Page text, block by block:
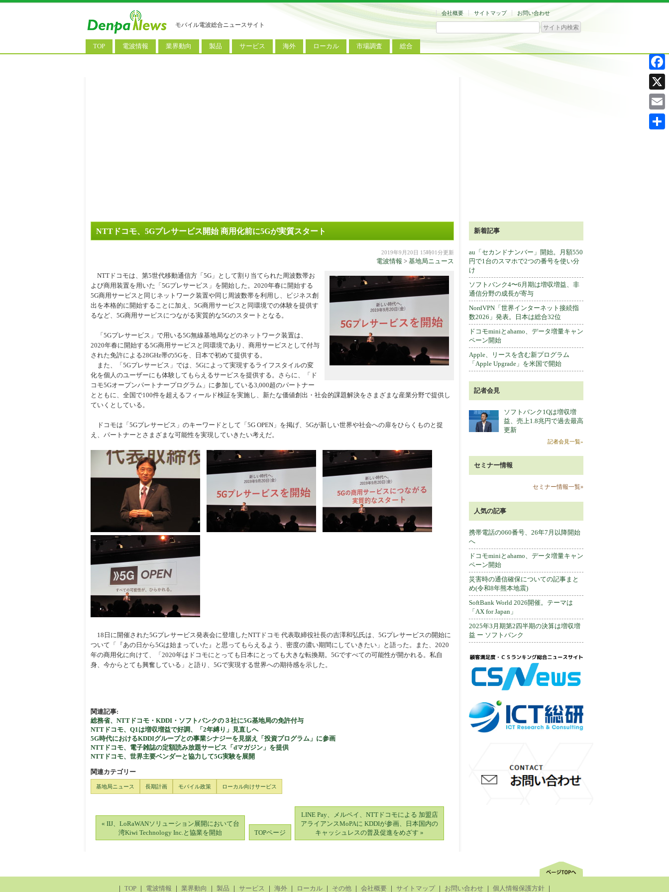
モバイル電波総合ニュースサイト
会社概要 サイトマップ お問い合わせ
TOP 電波情報 業界動向 製品
周辺機器
サービス 海外 ローカル 市場調査 総合
NTTドコモ、5Gプレサービス開始 商用化前に5Gが実質スタート
2019年9月20日 15時01分更新
電波情報 > 基地局ニュース
NTTドコモは、第5世代移動通信方「5G」として割り当てられた周波数帯お
よび商用装置を用いた「5Gプレサービス」を開始した。2020年春に開始する
5G商用サービスと同じネットワーク装置や同じ周波数帯を利用し、ビジネス創
出を本格的に開始することに加え、5G商用サービスと同環境での体験を提供す
るなど、5G商用サービスにつながる実質的な5Gのスタートとなる。
「5Gプレサービス」で用いる5G無線基地局などのネットワーク装置は、
2020年春に開始する5G商用サービスと同環境であり、商用サービスとして付与
された免許による28GHz帯の5Gを、日本で初めて提供する。
また、「5Gプレサービス」では、5Gによって実現するライフスタイルの変
化を個人のユーザーにも体験してもらえるサービスを提供する。さらに、「ド
コモ5Gオープンパートナープログラム」に参加している3,000超のパートナー
とともに、全国で100件を超えるフィールド検証を実施し、新たな価値創出・社会的課題解決をさまざまな産業分野で提供し
ていくとしている。
ドコモは「5Gプレサービス」のキーワードとして「5G OPEN」を掲げ、5Gが新しい世界や社会への扉をひらくものと捉
え、パートナーとさまざまな可能性を実現していきたい考えだ。
18日に開催された5Gプレサービス発表会に登壇したNTTドコモ 代表取締役社長の吉澤和弘氏は、5Gプレサービスの開始に
ついて「『あの日から5Gは始まっていた』と思ってもらえるよう、密度の濃い期間にしていきたい」と語った。また、2020
年の商用化に向けて、「2020年はドコモにとっても日本にとっても大きな転換期。5Gですべての可能性が開かれる。私自
身、今からとても興奮している」と語り、5Gで実現する世界への期待感を示した。
関連記事:
総務省、NTTドコモ・KDDI・ソフトバンクの３社に5G基地局の免許付与
NTTドコモ、Q1は増収増益で好調、「2年縛り」見直しへ
5G時代におけるKDDIグループとの事業シナジーを見据え「投資プログラム」に参画
NTTドコモ、電子雑誌の定額読み放題サービス「dマガジン」を提供
NTTドコモ、世界主要ベンダーと協力して5G実験を展開
関連カテゴリー
基地局ニュース 長期計画 モバイル政策 ローカル向けサービス
« IIJ、LoRaWANソリューション展開において台
湾Kiwi Technology Inc.と協業を開始
TOPページ
LINE Pay、メルペイ、NTTドコモによる 加盟店
アライアンスMoPAに KDDIが参画、日本国内の
キャッシュレスの普及促進をめざす »
新着記事
au「セカンドナンバー」開始。月額550
円で1台のスマホで2つの番号を使い分
け
ソフトバンク4〜6月期は増収増益、非
通信分野の成長が寄与
NordVPN「世界インターネット接続指
数2026」発表。日本は総合32位
ドコモminiとahamo、データ増量キャン
ペーン開始
Apple、リースを含む新プログラム
「Apple Upgrade」を米国で開始
記者会見
ソフトバンク1Qは増収増
益、売上1.8兆円で過去最高
更新
記者会見一覧»
セミナー情報
セミナー情報一覧»
人気の記事
携帯電話の060番号、26年7月以降開始
へ
ドコモminiとahamo、データ増量キャン
ペーン開始
災害時の通信確保についての記事まと
め(令和8年熊本地震)
SoftBank World 2026開催。テーマは
「AX for Japan」
2025年3月期第2四半期の決算は増収増
益 ー ソフトバンク
｜ TOP ｜ 電波情報 ｜ 業界動向 ｜ 製品 ｜ サービス ｜ 海外 ｜ ローカル ｜ その他 ｜ 会社概要 ｜ サイトマップ｜ お問い合わせ ｜ 個人情報保護方針 ｜
X
Email